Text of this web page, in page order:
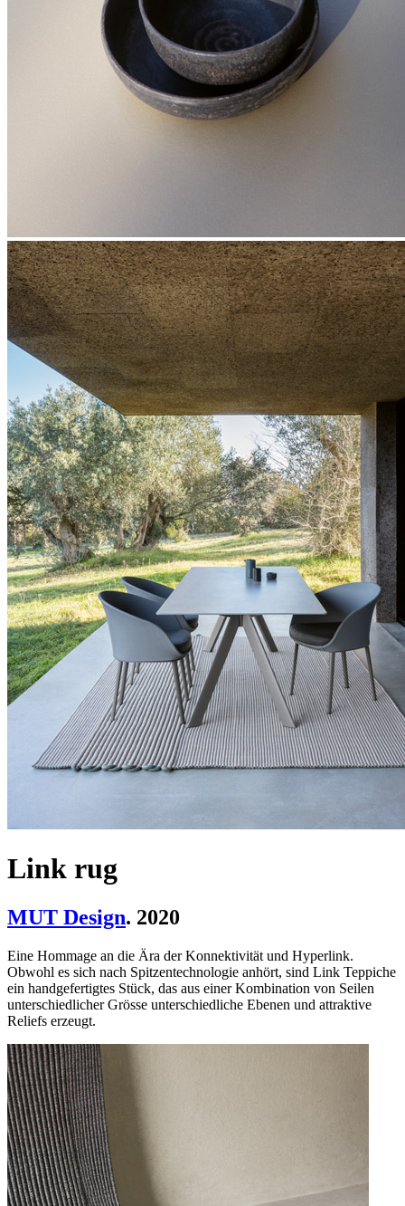
Link rug
MUT Design. 2020
Eine Hommage an die Ära der Konnektivität und Hyperlink.
Obwohl es sich nach Spitzentechnologie anhört, sind Link Teppiche
ein handgefertigtes Stück, das aus einer Kombination von Seilen
unterschiedlicher Grösse unterschiedliche Ebenen und attraktive
Reliefs erzeugt.